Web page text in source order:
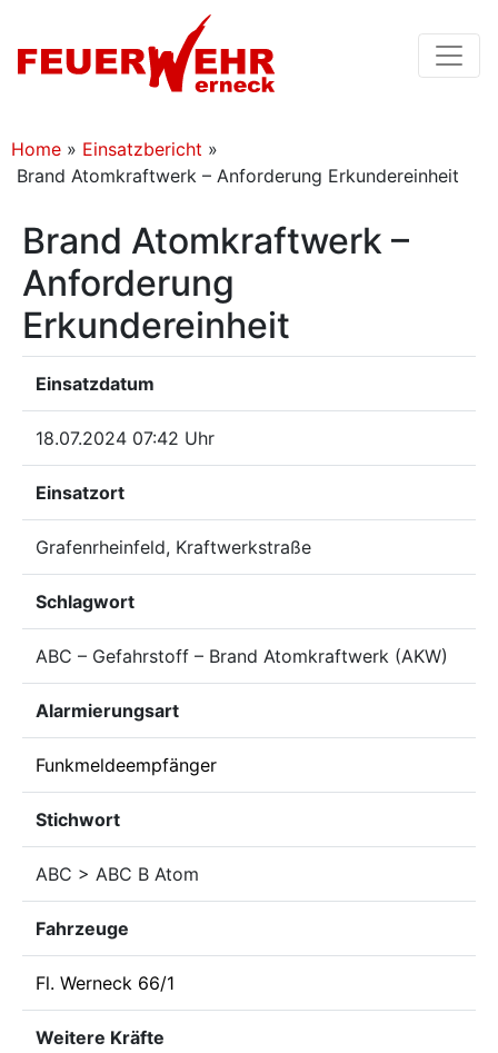
Home » Einsatzbericht »
Brand Atomkraftwerk – Anforderung Erkundereinheit
Brand Atomkraftwerk –
Anforderung
Erkundereinheit
Einsatzdatum
18.07.2024 07:42 Uhr
Einsatzort
Grafenrheinfeld, Kraftwerkstraße
Schlagwort
ABC – Gefahrstoff – Brand Atomkraftwerk (AKW)
Alarmierungsart
Funkmeldeempfänger
Stichwort
ABC > ABC B Atom
Fahrzeuge
Fl. Werneck 66/1
Weitere Kräfte